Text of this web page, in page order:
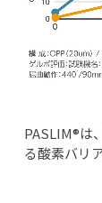
PASLIM®は
る酸素バリ